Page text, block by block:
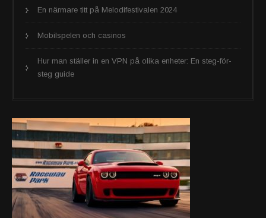
En närmare titt på Melodifestivalen 2024
Mobilspelen och casinos
Hur man ställer in en VPN på olika enheter: En steg-för-
steg guide